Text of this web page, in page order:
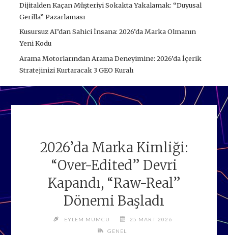
Dijitalden Kaçan Müşteriyi Sokakta Yakalamak: “Duyusal
Gerilla” Pazarlaması
Kusursuz AI’dan Sahici İnsana: 2026’da Marka Olmanın
Yeni Kodu
Arama Motorlarından Arama Deneyimine: 2026’da İçerik
Stratejinizi Kurtaracak 3 GEO Kuralı
2026’da Marka Kimliği:
“Over-Edited” Devri
Kapandı, “Raw-Real”
Dönemi Başladı
EYLEM MUMCU
25 MART 2026
GENEL